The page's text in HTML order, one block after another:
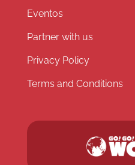
Eventos
Partner with us
Privacy Policy
Terms and Conditions